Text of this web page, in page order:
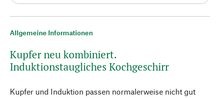
Allgemeine Informationen
Kupfer neu kombiniert.
Induktionstaugliches Kochgeschirr
Kupfer und Induktion passen normalerweise nicht gut